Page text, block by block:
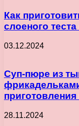
Как
слоеного
03.12.2024
Суп-пюре из
28.11.2024